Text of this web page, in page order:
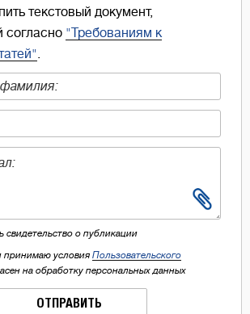
текстовый документ,
"Требованиям к
свидетельство о публикации
принимаю условия Пользовательского
на обработку персональных данных
ОТПРАВИТЬ